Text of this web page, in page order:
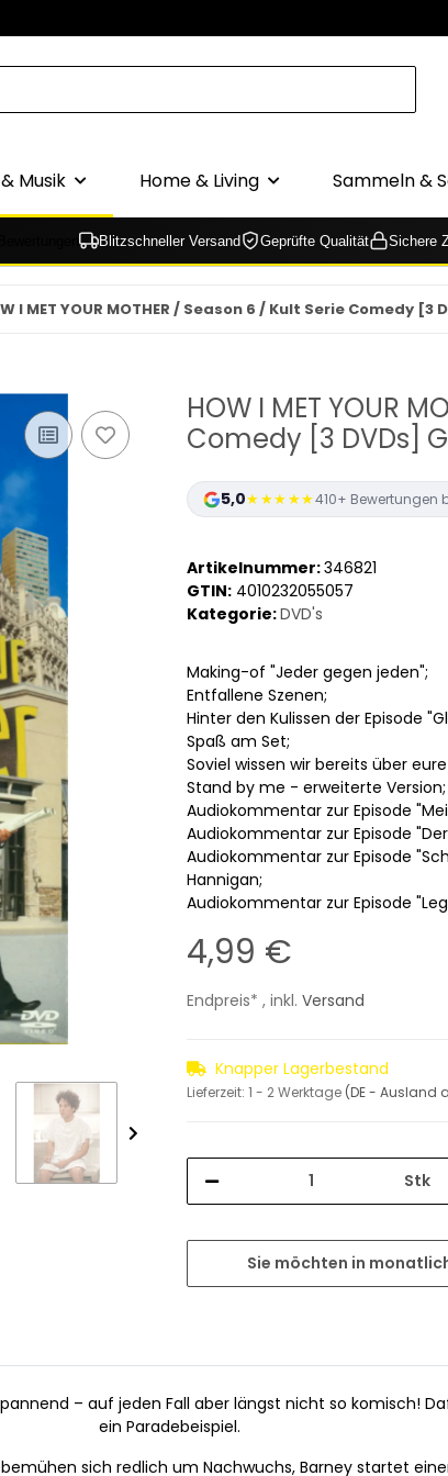
Musik Home & Living Sammeln &
Blitzschneller Versand Geprüfte Qualität Sichere
I MET YOUR MOTHER / Season 6 / Kult Serie Comedy
HOW I MET YOUR
Comedy [3 DVDs]
5,0★★★★★410+ Bewertungen
Artikelnummer:346821
GTIN: 4010232055057
Kategorie:DVD's
Making-of "Jeder gegen jeden";
Entfallene Szenen;
Hinter den Kulissen der Episode
Spaß am Set;
Soviel wissen wir bereits über
Stand by me - erweiterte Version;
Audiokommentar zur Episode
Audiokommentar zur Episode
Audiokommentar zur Episode
Hannigan;
Audiokommentar zur Episode
4,99 €
Endpreis* , inkl. Versand
Knapper Lagerbestand
Lieferzeit: 1 - 2 Werktage (DE - Ausland
Stk
Sie möchten in
– auf jeden Fall aber längst nicht so komisch!
ein Paradebeispiel.
sich redlich um Nachwuchs, Barney startet